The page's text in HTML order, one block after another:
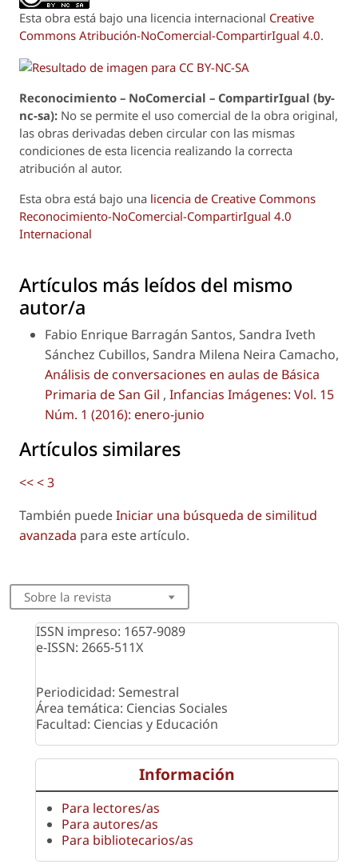
Esta obra está bajo una licencia internacional Creative
Commons Atribución-NoComercial-CompartirIgual 4.0.
Reconocimiento – NoComercial – CompartirIgual (by-
nc-sa): No se permite el uso comercial de la obra original,
las obras derivadas deben circular con las mismas
condiciones de esta licencia realizando la correcta
atribución al autor.
Esta obra está bajo una licencia de Creative Commons
Reconocimiento-NoComercial-CompartirIgual 4.0
Internacional
Artículos más leídos del mismo
autor/a
Fabio Enrique Barragán Santos, Sandra Iveth
Sánchez Cubillos, Sandra Milena Neira Camacho,
Análisis de conversaciones en aulas de Básica
Primaria de San Gil , Infancias Imágenes: Vol. 15
Núm. 1 (2016): enero-junio
Artículos similares
<<<3
También puedeIniciar una búsqueda de similitud
avanzada para este artículo.
Sobre la revista
ISSN impreso: 1657-9089
e-ISSN: 2665-511X
Periodicidad: Semestral
Área temática: Ciencias Sociales
Facultad: Ciencias y Educación
Información
Para lectores/as
Para autores/as
Para bibliotecarios/as